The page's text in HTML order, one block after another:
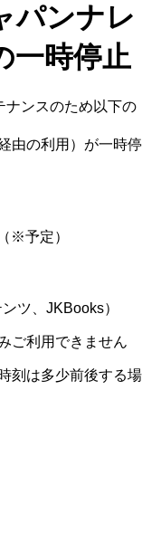
パンナレ
一時停止
ナンスのため以下の
由の利用）が一時停
※予定）
ツ、JKBooks）
ご利用できません
刻は多少前後する場